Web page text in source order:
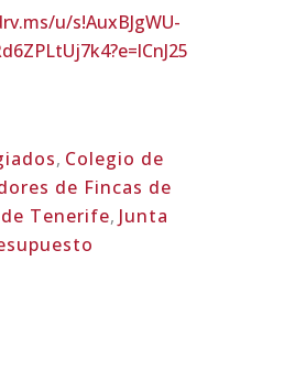
u/s!AuxBJgWU-
, Colegio de
de Fincas de
Tenerife, Junta